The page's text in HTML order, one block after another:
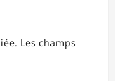
Les champs